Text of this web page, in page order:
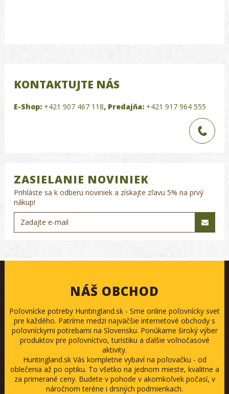
KONTAKTUJTE NÁS
E-Shop: +421 907 467 118, Predajňa: +421 917 964 555
ZASIELANIE NOVINIEK
Prihláste sa k odberu noviniek a získajte zľavu 5% na prvý
nákup!
NÁŠ OBCHOD
Poľovnícke potreby Huntingland.sk - Sme online poľovnícky svet
pre každého. Patríme medzi najväčšie internetové obchody s
poľovníckymi potrebami na Slovensku. Ponúkame široký výber
produktov pre poľovníctvo, turistiku a ďalšie voľnočasové
aktivity.
Huntingland.sk Vás kompletne vybaví na poľovačku - od
oblečenia až po optiku. To všetko na jednom mieste, kvalitne a
za primerané ceny. Budete v pohode v akomkoľvek počasí, v
náročnom teréne i drsných podmienkach.